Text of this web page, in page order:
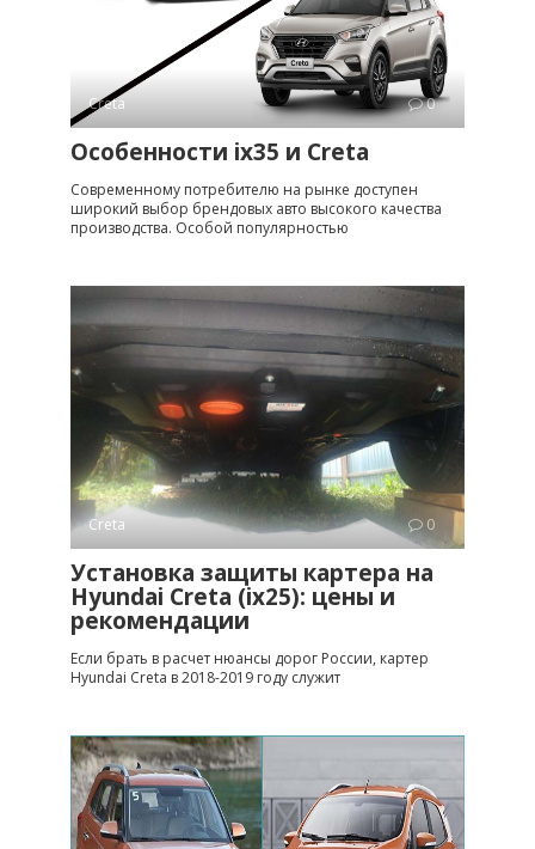
Creta 0
Особенности ix35 и Creta
Современному потребителю на рынке доступен
широкий выбор брендовых авто высокого качества
производства. Особой популярностью
Creta 0
Установка защиты картера на
Hyundai Creta (ix25): цены и
рекомендации
Если брать в расчет нюансы дорог России, картер
Hyundai Creta в 2018-2019 году служит